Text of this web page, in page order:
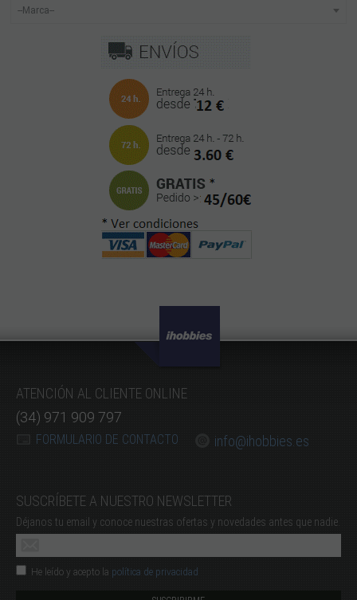
ATENCIÓN AL CLIENTE ONLINE
(34) 971 909 797
FORMULARIO DE CONTACTO info@ihobbies.es
SUSCRÍBETE A NUESTRO NEWSLETTER
Déjanos tu email y conoce nuestras ofertas y novedades antes que nadie.
He leído y acepto la política de privacidad